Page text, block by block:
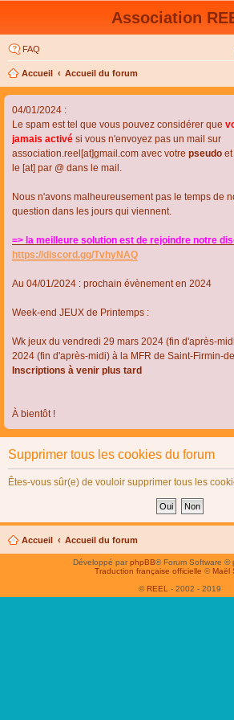
Association
FAQ
Accueil Accueil du forum
04/01/2024 :
Le spam est tel que vous pouvez considérer que
jamais activé si vous n'envoyez pas un mail sur
association.reel[at]gmail.com avec votre pseudo et
le [at] par @ dans le mail.
Nous n'avons malheureusement pas le temps de
question dans les jours qui viennent.
=> la meilleure solution est de rejoindre notre
https://discord.gg/TvhyNAQ
Au 04/01/2024 : prochain évènement en 2024
Week-end JEUX de Printemps :
Wk jeux du vendredi 29 mars 2024 (fin d'après-
2024 (fin d'après-midi) à la MFR de Saint-Firmin-
Inscriptions à venir plus tard
À bientôt !
Supprimer tous les cookies du forum
Êtes-vous sûr(e) de vouloir supprimer tous les
Accueil Accueil du forum
Développé parphpBB® Forum Software ©
Traduction française officielle © Maël
© REEL - 2002 - 2019